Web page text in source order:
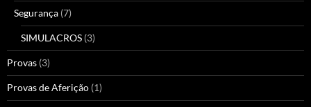
Segurança (7)
SIMULACROS (3)
Provas (3)
Provas de Aferição (1)